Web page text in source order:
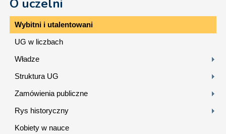
O uczelni
Wybitni i utalentowani
UG w liczbach
Władze
Struktura UG
Zamówienia publiczne
Rys historyczny
Kobiety w nauce